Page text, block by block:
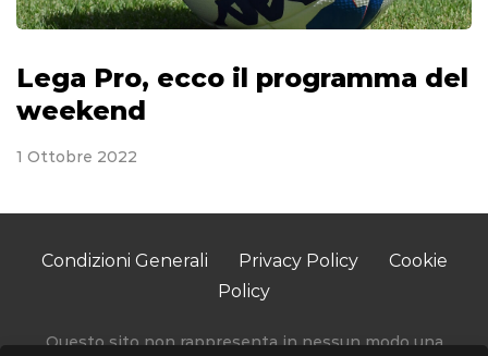
Lega Pro, ecco il programma del
weekend
1 Ottobre 2022
Condizioni Generali Privacy Policy
Cookie
Policy
Questo sito non rappresenta in nessun modo una